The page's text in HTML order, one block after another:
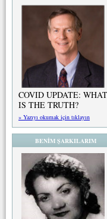
COVID UPDATE: WHAT
IS THE TRUTH?
» Yazıyı okumak için tıklayın
BENİM ŞARKILARIM